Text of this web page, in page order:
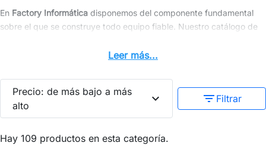
En Factory Informática disponemos del componente fundamental
sobre el que se construye todo equipo fiable. Nuestro catálogo de
Micro-ATXpara ordenadores de oficina
de trabajo y diseño. Trabajamos con los fabricantes más
prestigiosos comoMSI, Gigabyte, Asus, Asrock y Biostar.
Encuentra el modelo exacto compatible con procesadores
componentes nuevos, actualizados y recíbelos en
Leer más...
Hay 109 productos en esta categoría.
Precio: de más bajo a más
alto
expand_more filter_list Filtrar